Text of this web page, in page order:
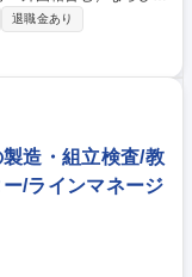
アイデア検討 ・販売
る社内外関係者（運
集職種 【商
投信運用会社
退職金あり
造・組立検査/教
/ラインマネージ